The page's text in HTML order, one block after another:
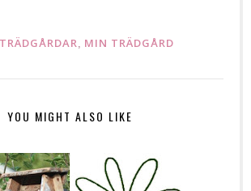
MIN TRÄDGÅRD
YOU MIGHT ALSO LIKE